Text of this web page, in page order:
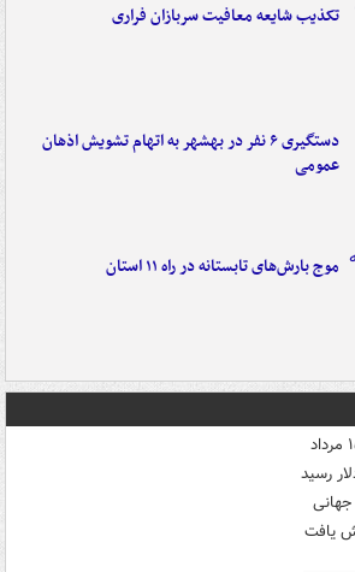
تکذیب شایعه معافیت سربازان فراری
دستگیری ۶ نفر در بهشهر به اتهام تشویش اذهان
عمومی
موج بارش‌های تابستانه در راه ۱۱ استان